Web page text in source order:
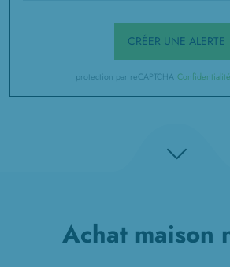
CRÉER UNE ALERTE
protection par reCAPTCHA Confidentialité
Achat maison